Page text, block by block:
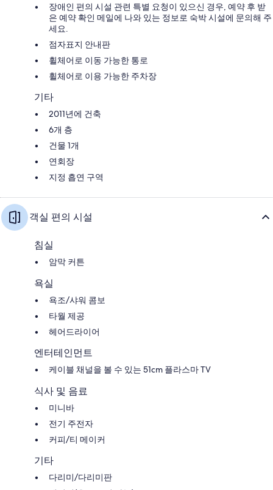
장애인 편의 시설 관련 특별 요청이 있으신 경우, 예약 후 받
은 예약 확인 메일에 나와 있는 정보로 숙박 시설에 문의해 주
세요.
점자표지 안내판
휠체어로 이동 가능한 통로
휠체어로 이용 가능한 주차장
기타
2011년에 건축
6개 층
건물 1개
연회장
지정 흡연 구역
객실 편의 시설
침실
암막 커튼
욕실
욕조/샤워 콤보
타월 제공
헤어드라이어
엔터테인먼트
케이블 채널을 볼 수 있는 51cm 플라스마 TV
식사 및 음료
미니바
전기 주전자
커피/티 메이커
기타
다리미/다리미판